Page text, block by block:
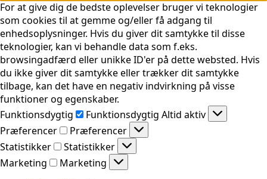
For at give dig de bedste oplevelser bruger vi teknologier
som cookies til at gemme og/eller få adgang til
enhedsoplysninger. Hvis du giver dit samtykke til disse
teknologier, kan vi behandle data som f.eks.
browsingadfærd eller unikke ID'er på dette websted. Hvis
du ikke giver dit samtykke eller trækker dit samtykke
tilbage, kan det have en negativ indvirkning på visse
funktioner og egenskaber.
Funktionsdygtig
Funktionsdygtig Altid aktiv
Præferencer
Præferencer
Statistikker
Statistikker
Marketing
Marketing